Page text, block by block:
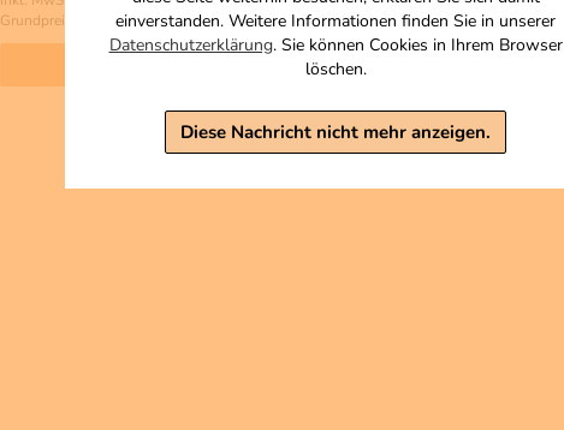
einverstanden. Weitere Informationen finden Sie in unserer
Datenschutzerklärung. Sie können Cookies in Ihrem Browser
löschen.
Diese Nachricht nicht mehr anzeigen.
Grundpreis 1 KG: 45,00 €
Grundpreis 1 KG: 46,67 €